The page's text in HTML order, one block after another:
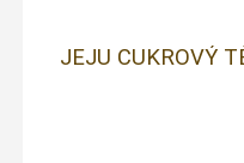
JEJU CUKROVÝ